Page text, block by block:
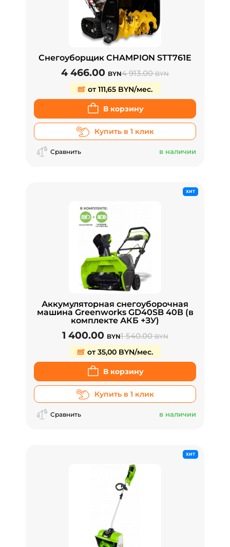
Снегоуборщик CHAMPION STT761E
4 466.00 BYN4 913.00BYN
от 111,65 BYN/мес.
В корзину
Купить в 1 клик
Сравнить в наличии
ХИТ
Аккумуляторная снегоуборочная
машина Greenworks GD40SB 40В (в
комплекте АКБ +ЗУ)
1 400.00 BYN1 540.00BYN
от 35,00 BYN/мес.
В корзину
Купить в 1 клик
Сравнить в наличии
ХИТ